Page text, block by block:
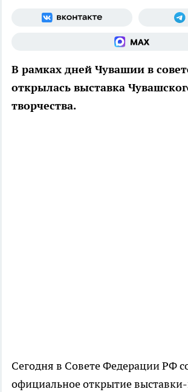
В рамках дней Чувашии в
открылась выставка
творчества.
Сегодня в Совете Федерации РФ
официальное открытие